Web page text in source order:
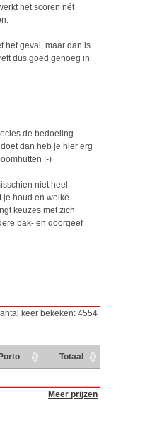
het scoren nét
het geval, maar dan is
dus goed genoeg in
de bedoeling.
dan heb je hier erg
:-)
niet heel
je houd en welke
keuzes met zich
pak- en doorgeef
keer bekeken: 4554
Porto Totaal
Meer prijzen